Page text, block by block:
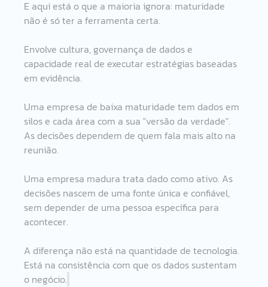
E aqui está o que a maioria ignora: maturidade
não é só ter a ferramenta certa.
Envolve cultura, governança de dados e
capacidade real de executar estratégias baseadas
em evidência.
Uma empresa de baixa maturidade tem dados em
silos e cada área com a sua "versão da verdade".
As decisões dependem de quem fala mais alto na
reunião.
Uma empresa madura trata dado como ativo. As
decisões nascem de uma fonte única e confiável,
sem depender de uma pessoa específica para
acontecer.
A diferença não está na quantidade de tecnologia.
Está na consistência com que os dados sustentam
o negócio.